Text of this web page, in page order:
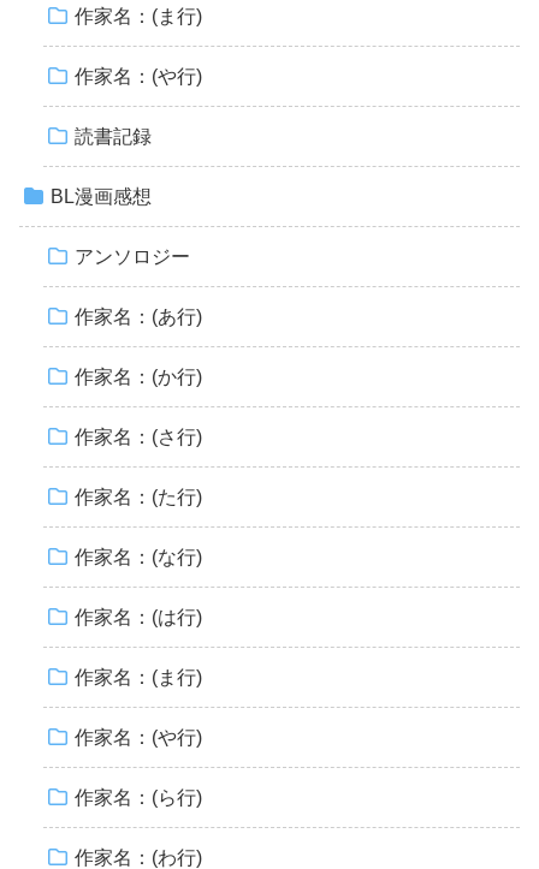
作家名：(ま行)
作家名：(や行)
読書記録
BL漫画感想
アンソロジー
作家名：(あ行)
作家名：(か行)
作家名：(さ行)
作家名：(た行)
作家名：(な行)
作家名：(は行)
作家名：(ま行)
作家名：(や行)
作家名：(ら行)
作家名：(わ行)